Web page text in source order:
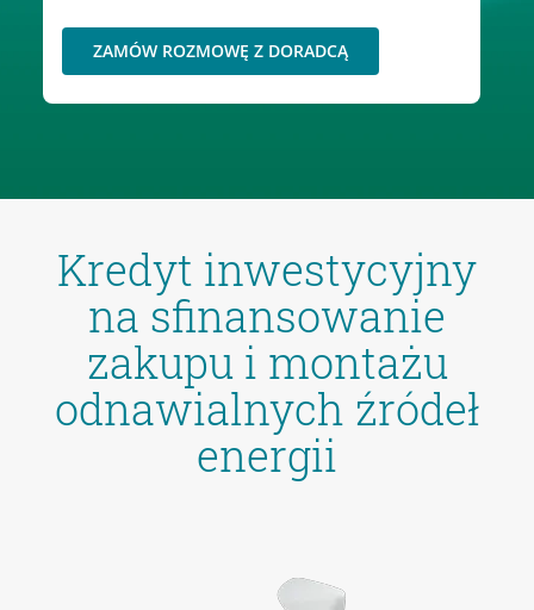
ZAMÓW ROZMOWĘ Z DORADCĄ
Kredyt inwestycyjny
na sfinansowanie
zakupu i montażu
odnawialnych źródeł
energii